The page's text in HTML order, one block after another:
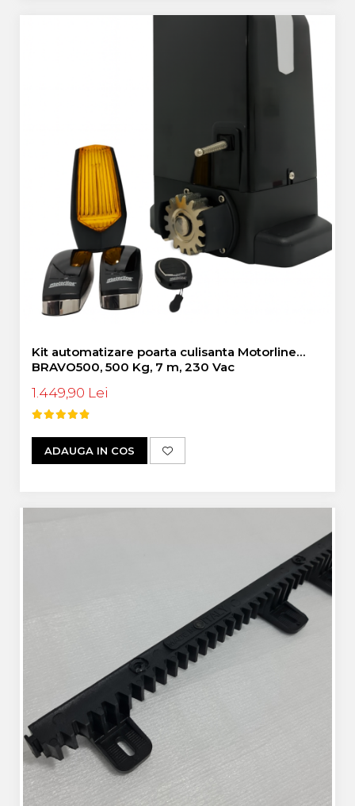
Kit automatizare poarta culisanta Motorline
BRAVO500, 500 Kg, 7 m, 230 Vac
1.449,90 Lei
ADAUGA IN COS